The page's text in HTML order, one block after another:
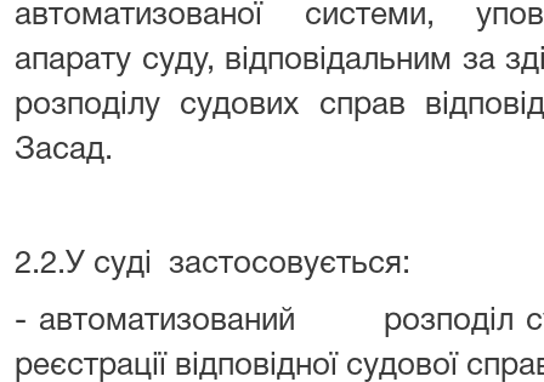
автоматизованої системи,
апарату суду, відповідальним за
розподілу судових справ
Засад.
2.2.У суді застосовується:
- автоматизований розподіл
реєстрації відповідної судової